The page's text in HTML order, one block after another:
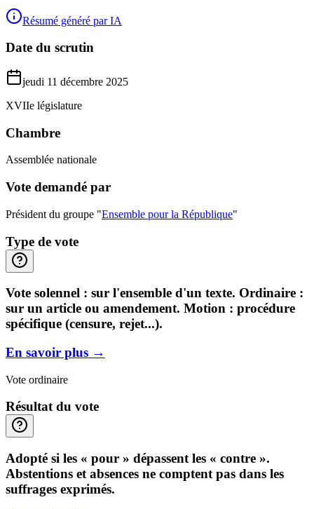
Résumé généré par IA
Date du scrutin
jeudi 11 décembre 2025
XVIIe législature
Chambre
Assemblée nationale
Vote demandé par
Président du groupe "Ensemble pour la République"
Type de vote
Vote solennel : sur l'ensemble d'un texte. Ordinaire :
sur un article ou amendement. Motion : procédure
spécifique (censure, rejet...).
En savoir plus →
Vote ordinaire
Résultat du vote
Adopté si les « pour » dépassent les « contre ».
Abstentions et absences ne comptent pas dans les
suffrages exprimés.